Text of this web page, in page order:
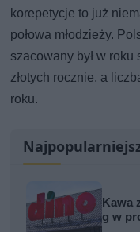
korepetycje to już
połowa młodzieży.
szacowany był w
złotych rocznie, a
roku.
Kawa
g w